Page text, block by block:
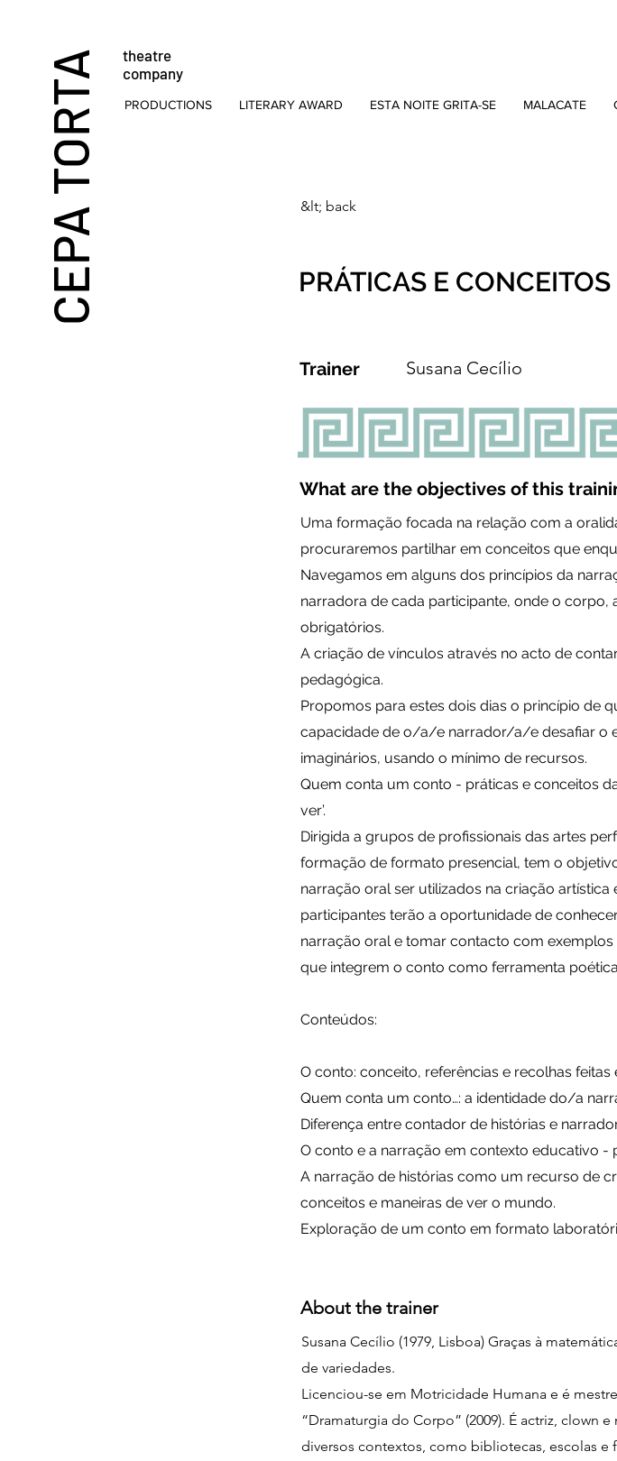
CEPA TORTA
theatre
company
PRODUCTIONS LITERARY AWARD ESTA NOITE GRITA-SE MALACATE
&lt; back
PRÁTICAS E
Susana Cecílio
Trainer
What are the objectives of this
Uma formação focada na relação com a
procuraremos partilhar em conceitos que
Navegamos em alguns dos princípios da
narradora de cada participante, onde o corpo,
obrigatórios.
A criação de vínculos através no acto de
pedagógica.
Propomos para estes dois dias o princípio de
capacidade de o/a/e narrador/a/e desafiar o
imaginários, usando o mínimo de recursos.
Quem conta um conto - práticas e conceitos
ver’.
Dirigida a grupos de profissionais das artes
formação de formato presencial, tem o
narração oral ser utilizados na criação artística
participantes terão a oportunidade de
narração oral e tomar contacto com
que integrem o conto como ferramenta
Conteúdos:
O conto: conceito, referências e recolhas
Quem conta um conto…: a identidade do/a
Diferença entre contador de histórias e
O conto e a narração em contexto educativo -
A narração de histórias como um recurso de
conceitos e maneiras de ver o mundo.
Exploração de um conto em formato
About the trainer
Susana Cecílio (1979, Lisboa) Graças à
de variedades.
Licenciou-se em Motricidade Humana e é
“Dramaturgia do Corpo” (2009). É actriz, clown
diversos contextos, como bibliotecas, escolas e